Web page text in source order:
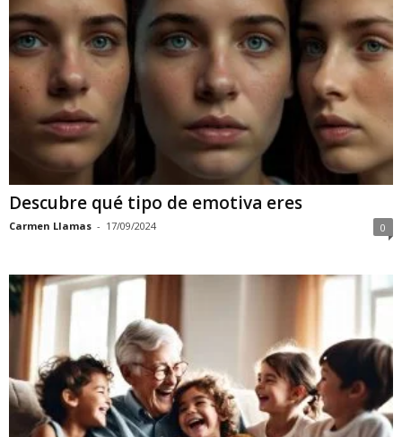
Descubre qué tipo de emotiva eres
Carmen Llamas - 17/09/2024 0